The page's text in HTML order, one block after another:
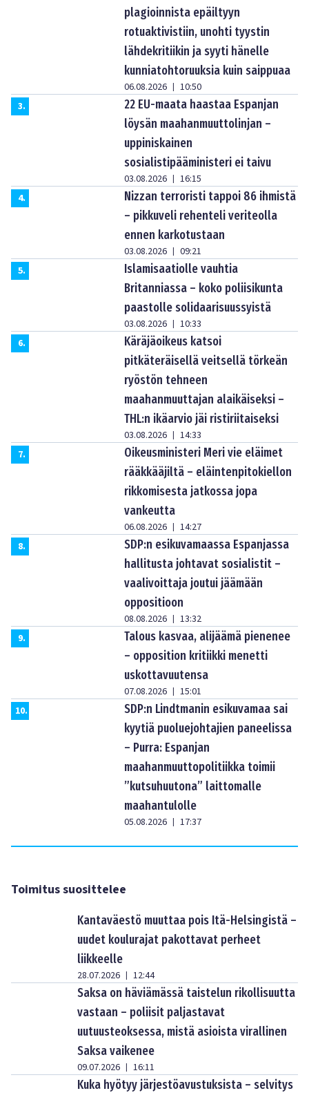
plagioinnista epäiltyyn
rotuaktivistiin, unohti tyystin
lähdekritiikin ja syyti hänelle
kunniatohtoruuksia kuin saippuaa
06.08.2026 | 10:50
3.
22 EU-maata haastaa Espanjan
löysän maahanmuuttolinjan –
uppiniskainen
sosialistipääministeri ei taivu
03.08.2026 | 16:15
4.
Nizzan terroristi tappoi 86 ihmistä
– pikkuveli rehenteli veriteolla
ennen karkotustaan
03.08.2026 | 09:21
5.
Islamisaatiolle vauhtia
Britanniassa – koko poliisikunta
paastolle solidaarisuussyistä
03.08.2026 | 10:33
6.
Käräjäoikeus katsoi
pitkäteräisellä veitsellä törkeän
ryöstön tehneen
maahanmuuttajan alaikäiseksi –
THL:n ikäarvio jäi ristiriitaiseksi
03.08.2026 | 14:33
7.
Oikeusministeri Meri vie eläimet
rääkkääjiltä – eläintenpitokiellon
rikkomisesta jatkossa jopa
vankeutta
06.08.2026 | 14:27
8.
SDP:n esikuvamaassa Espanjassa
hallitusta johtavat sosialistit –
vaalivoittaja joutui jäämään
oppositioon
08.08.2026 | 13:32
9.
Talous kasvaa, alijäämä pienenee
– opposition kritiikki menetti
uskottavuutensa
07.08.2026 | 15:01
10.
SDP:n Lindtmanin esikuvamaa sai
kyytiä puoluejohtajien paneelissa
– Purra: Espanjan
maahanmuuttopolitiikka toimii
”kutsuhuutona” laittomalle
maahantulolle
05.08.2026 | 17:37
Toimitus suosittelee
Kantaväestö muuttaa pois Itä-Helsingistä –
uudet koulurajat pakottavat perheet
liikkeelle
28.07.2026 | 12:44
Saksa on häviämässä taistelun rikollisuutta
vastaan – poliisit paljastavat
uutuusteoksessa, mistä asioista virallinen
Saksa vaikenee
09.07.2026 | 16:11
Kuka hyötyy järjestöavustuksista – selvitys